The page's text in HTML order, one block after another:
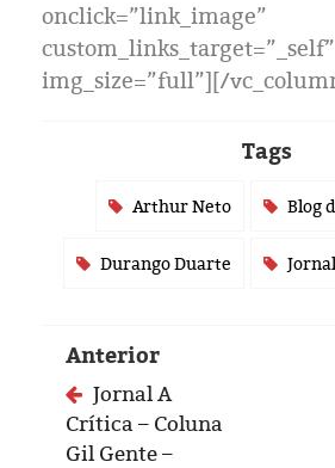
Pesquisas
Política
Livros
onclick=”link_image”
custom_links_target=”_self”
img_size=”full”][/
Tags
Arthur Neto Blog
Durango Duarte Jornal
Anterior
Jornal A
Crítica – Coluna
Gil Gente –